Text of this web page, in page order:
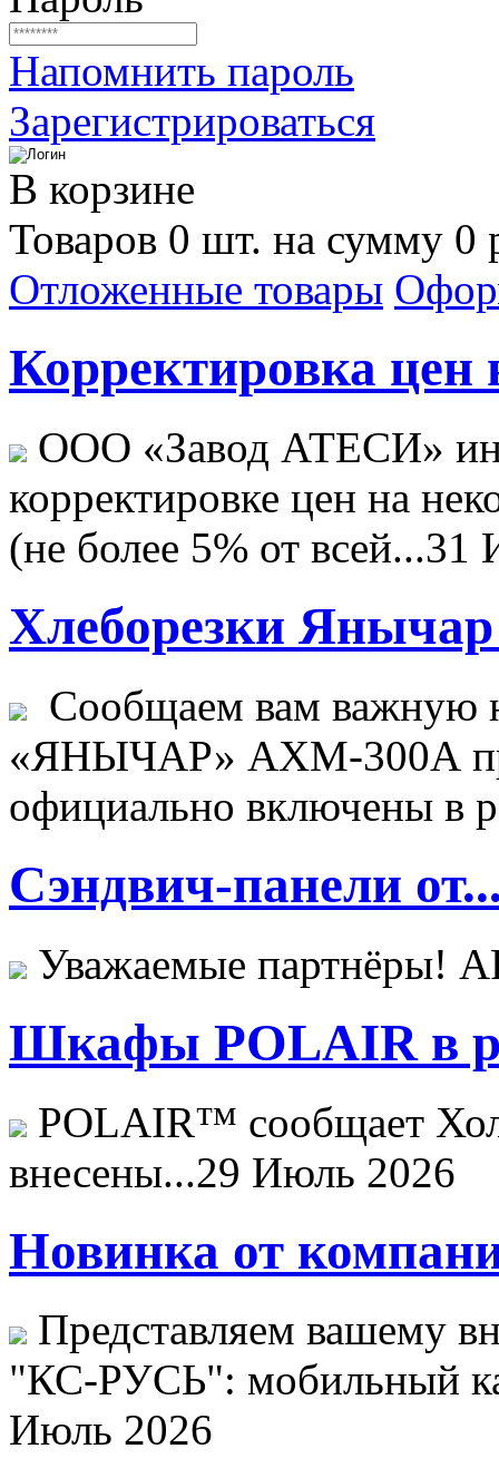
Напомнить пароль
Зарегистрироваться
В корзине
Товаров 0 шт. на сумму 0
Отложенные товары
Корректировка цен
ООО «Завод АТЕСИ»
корректировке цен на
(не более 5% от всей...31
Хлеборезки Янычар
Сообщаем вам важную
«ЯНЫЧАР» АХМ-300А
официально включены в
Сэндвич-панели
Уважаемые
Шкафы POLAIR в
POLAIR™ сообщает
внесены...29 Июль 2026
Новинка от
Представляем вашему
"КС-РУСЬ": мобильный
Июль 2026